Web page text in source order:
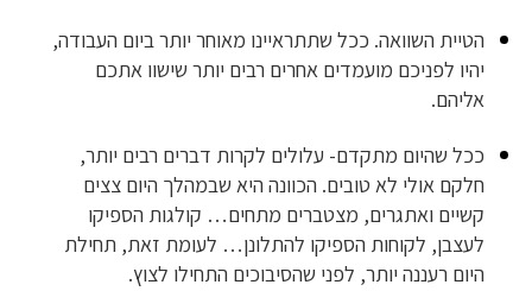
הטיית השוואה. ככל שתתראיינו מאוחר יותר ביום העבודה,
יהיו לפניכם מועמדים אחרים רבים יותר שישוו אתכם
אליהם.
ככל שהיום מתקדם- עלולים לקרות דברים רבים יותר,
חלקם אולי לא טובים. הכוונה היא שבמהלך היום צצים
קשיים ואתגרים, מצטברים מתחים… קולגות הספיקו
לעצבן, לקוחות הספיקו להתלונן… לעומת זאת, תחילת
היום רעננה יותר, לפני שהסיבוכים התחילו לצוץ.